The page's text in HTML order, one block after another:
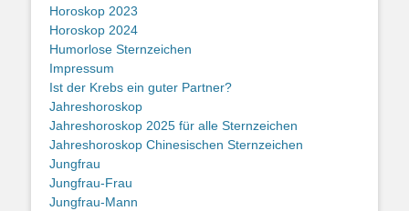
Horoskop 2023
Horoskop 2024
Humorlose Sternzeichen
Impressum
Ist der Krebs ein guter Partner?
Jahreshoroskop
Jahreshoroskop 2025 für alle Sternzeichen
Jahreshoroskop Chinesischen Sternzeichen
Jungfrau
Jungfrau-Frau
Jungfrau-Mann